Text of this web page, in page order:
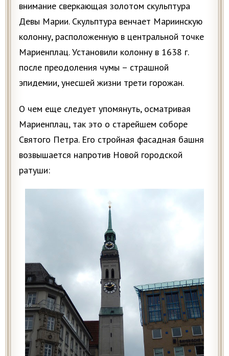
внимание сверкающая золотом скульптура
Девы Марии. Скульптура венчает Мариинскую
колонну, расположенную в центральной точке
Мариенплац. Установили колонну в 1638 г.
после преодоления чумы – страшной
эпидемии, унесшей жизни трети горожан.
О чем еще следует упомянуть, осматривая
Мариенплац, так это о старейшем соборе
Святого Петра. Его стройная фасадная башня
возвышается напротив Новой городской
ратуши: